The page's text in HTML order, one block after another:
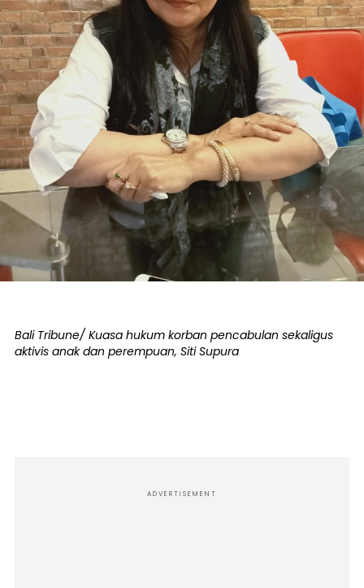
Bali Tribune/ Kuasa hukum korban pencabulan sekaligus
aktivis anak dan perempuan, Siti Supura
ADVERTISEMENT